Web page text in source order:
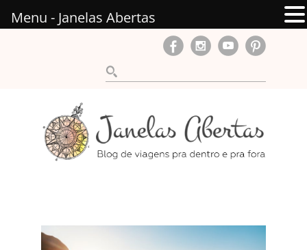
Menu - Janelas Abertas